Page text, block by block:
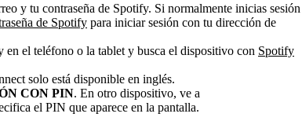
y tu contraseña de Spotify. Si normalmente inicias sesión
de Spotify para iniciar sesión con tu dirección de
el teléfono o la tablet y busca el dispositivo con Spotify
solo está disponible en inglés.
CON PIN. En otro dispositivo, ve a
el PIN que aparece en la pantalla.